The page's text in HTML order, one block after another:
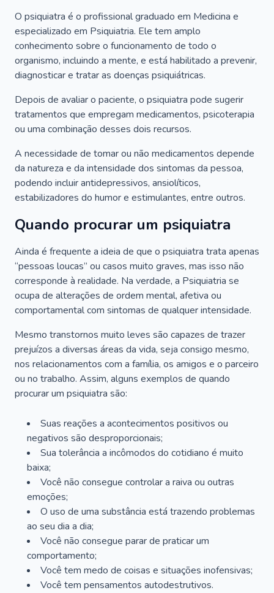
O psiquiatra é o profissional graduado em Medicina e
especializado em Psiquiatria. Ele tem amplo
conhecimento sobre o funcionamento de todo o
organismo, incluindo a mente, e está habilitado a prevenir,
diagnosticar e tratar as doenças psiquiátricas.
Depois de avaliar o paciente, o psiquiatra pode sugerir
tratamentos que empregam medicamentos, psicoterapia
ou uma combinação desses dois recursos.
A necessidade de tomar ou não medicamentos depende
da natureza e da intensidade dos sintomas da pessoa,
podendo incluir antidepressivos, ansiolíticos,
estabilizadores do humor e estimulantes, entre outros.
Quando procurar um psiquiatra
Ainda é frequente a ideia de que o psiquiatra trata apenas
“pessoas loucas” ou casos muito graves, mas isso não
corresponde à realidade. Na verdade, a Psiquiatria se
ocupa de alterações de ordem mental, afetiva ou
comportamental com sintomas de qualquer intensidade.
Mesmo transtornos muito leves são capazes de trazer
prejuízos a diversas áreas da vida, seja consigo mesmo,
nos relacionamentos com a família, os amigos e o parceiro
ou no trabalho. Assim, alguns exemplos de quando
procurar um psiquiatra são:
Suas reações a acontecimentos positivos ou
negativos são desproporcionais;
Sua tolerância a incômodos do cotidiano é muito
baixa;
Você não consegue controlar a raiva ou outras
emoções;
O uso de uma substância está trazendo problemas
ao seu dia a dia;
Você não consegue parar de praticar um
comportamento;
Você tem medo de coisas e situações inofensivas;
Você tem pensamentos autodestrutivos.